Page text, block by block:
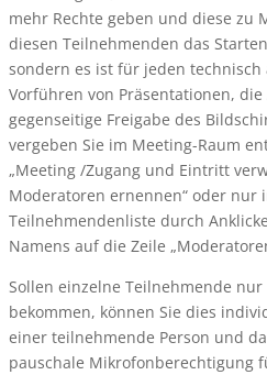
mehr Rechte geben und diese zu
diesen Teilnehmenden das
sondern es ist für jeden technisch
Vorführen von Präsentationen,
gegenseitige Freigabe des
vergeben Sie im Meeting-Raum
„Meeting /Zugang und Eintritt
Moderatoren ernennen“ oder
Teilnehmendenliste durch
Namens auf die Zeile
Sollen einzelne Teilnehmende
bekommen, können Sie dies
einer teilnehmende Person und
pauschale Mikrofonberechtigung